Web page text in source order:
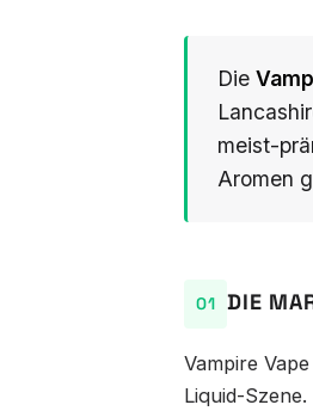
Die
meist-
Aromen
DIE
Vampire
Liquid-